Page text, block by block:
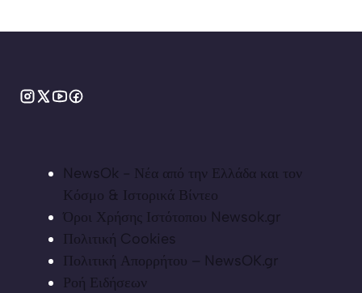
NewsOk - Νέα από την Ελλάδα και τον
Κόσμο & Ιστορικά Βίντεο
Όροι Χρήσης Ιστότοπου Newsok.gr
Πολιτική Cookies
Πολιτική Απορρήτου – NewsOK.gr
Ροή Ειδήσεων